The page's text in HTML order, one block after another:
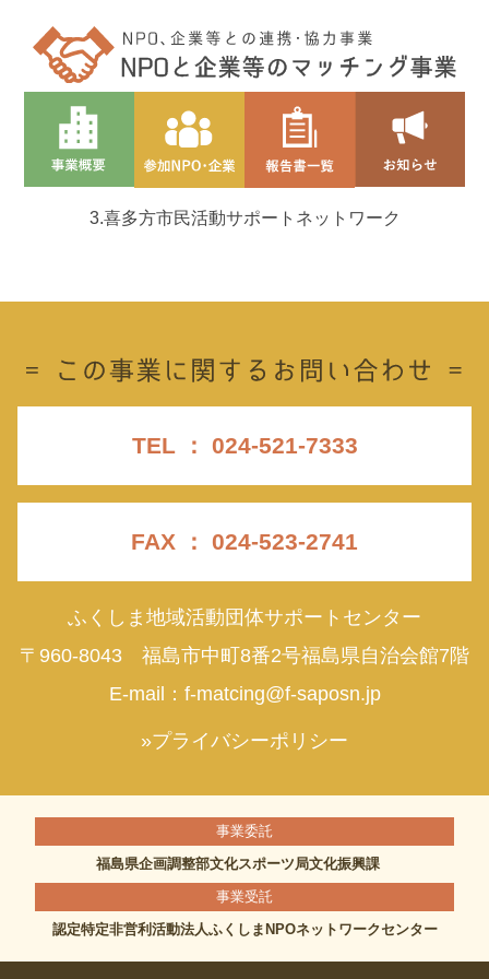
3.喜多方市民活動サポートネットワーク
TEL ： 024-521-7333
FAX ： 024-523-2741
ふくしま地域活動団体サポートセンター
〒960-8043 福島市中町8番2号福島県自治会館7階
E-mail： f-matcing@f-saposn.jp
»プライバシーポリシー
事業委託
福島県企画調整部文化スポーツ局文化振興課
事業受託
認定特定非営利活動法人ふくしまNPOネットワークセンター